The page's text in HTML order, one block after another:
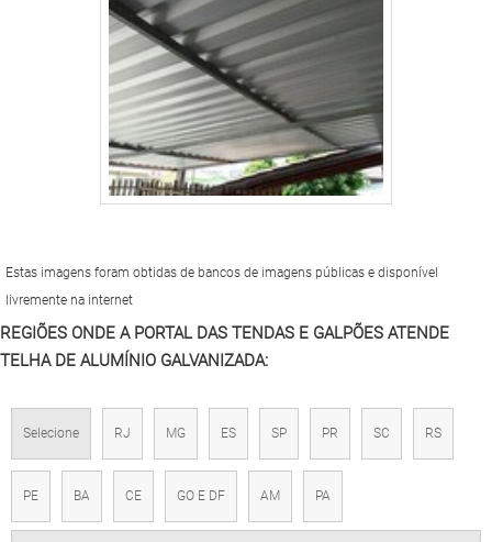
Estas imagens foram obtidas de bancos de imagens públicas e disponível
livremente na internet
REGIÕES ONDE A PORTAL DAS TENDAS E GALPÕES ATENDE
TELHA DE ALUMÍNIO GALVANIZADA:
Selecione RJ MG ES SP PR SC RS
PE BA CE GO E DF AM PA